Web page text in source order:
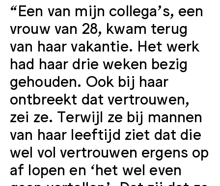
“Een van mijn collega’s, een
vrouw van 28, kwam terug
van haar vakantie. Het werk
had haar drie weken bezig
gehouden. Ook bij haar
ontbreekt dat vertrouwen,
zei ze. Terwijl ze bij mannen
van haar leeftijd ziet dat die
wel vol vertrouwen ergens op
af lopen en ‘het wel even